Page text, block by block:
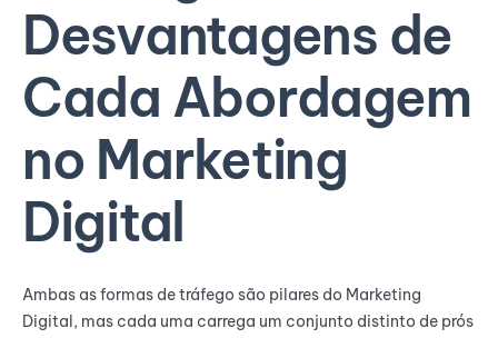
Desvantagens de
Cada Abordagem
no Marketing
Digital
Ambas as formas de tráfego são pilares do Marketing
Digital, mas cada uma carrega um conjunto distinto de prós